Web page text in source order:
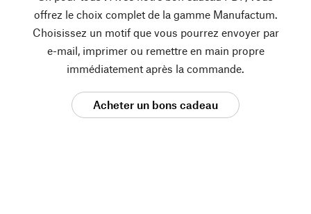
offrez le choix complet de la gamme Manufactum.
Choisissez un motif que vous pourrez envoyer par
e-mail, imprimer ou remettre en main propre
immédiatement après la commande.
Acheter un bons cadeau